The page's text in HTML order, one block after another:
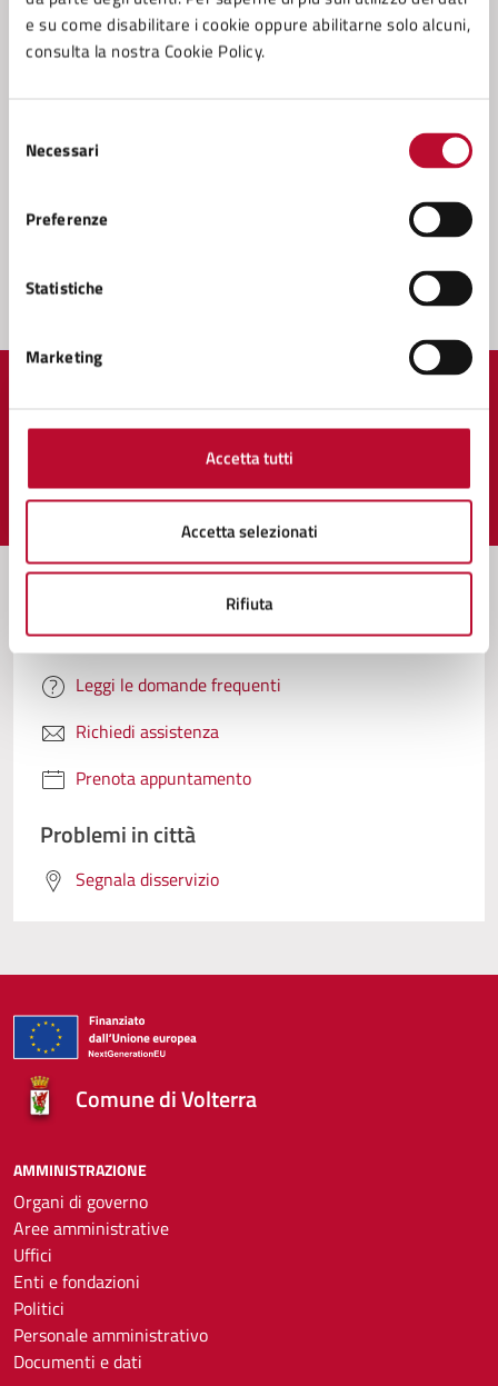
e su come disabilitare i cookie oppure abilitarne solo alcuni,
consulta la nostra Cookie Policy.
delNecessari
Preferenze
Statistiche
Marketing
Accetta tutti
Accetta selezionati
Rifiuta
Servizio Funzione Associata, Istruzione Pubblica
Vedi altri 1
pagina?
Contatta il comune
Leggi le domande frequenti
Richiedi assistenza
Prenota appuntamento
Problemi in città
Segnala disservizio
Comune di Volterra
AMMINISTRAZIONE
Organi di governo
Aree amministrative
Uffici
Enti e fondazioni
Politici
Personale amministrativo
Documenti e dati